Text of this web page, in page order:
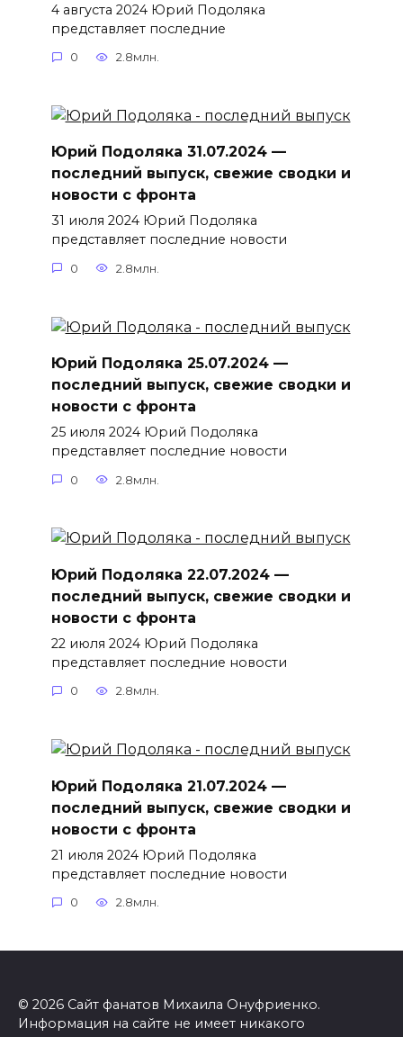
4 августа 2024 Юрий Подоляка
представляет последние
0 2.8млн.
Юрий Подоляка 31.07.2024 —
последний выпуск, свежие сводки и
новости с фронта
31 июля 2024 Юрий Подоляка
представляет последние новости
0 2.8млн.
Юрий Подоляка 25.07.2024 —
последний выпуск, свежие сводки и
новости с фронта
25 июля 2024 Юрий Подоляка
представляет последние новости
0 2.8млн.
Юрий Подоляка 22.07.2024 —
последний выпуск, свежие сводки и
новости с фронта
22 июля 2024 Юрий Подоляка
представляет последние новости
0 2.8млн.
Юрий Подоляка 21.07.2024 —
последний выпуск, свежие сводки и
новости с фронта
21 июля 2024 Юрий Подоляка
представляет последние новости
0 2.8млн.
© 2026 Сайт фанатов Михаила Онуфриенко.
Информация на сайте не имеет никакого